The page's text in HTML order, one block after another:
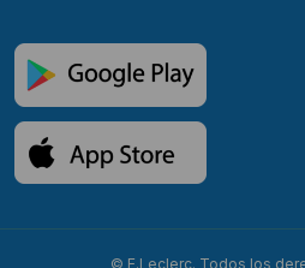
© E.Leclerc. Todos los